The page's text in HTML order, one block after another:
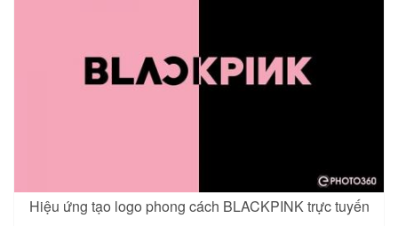
Hiệu ứng tạo logo phong cách BLACKPINK trực tuyến